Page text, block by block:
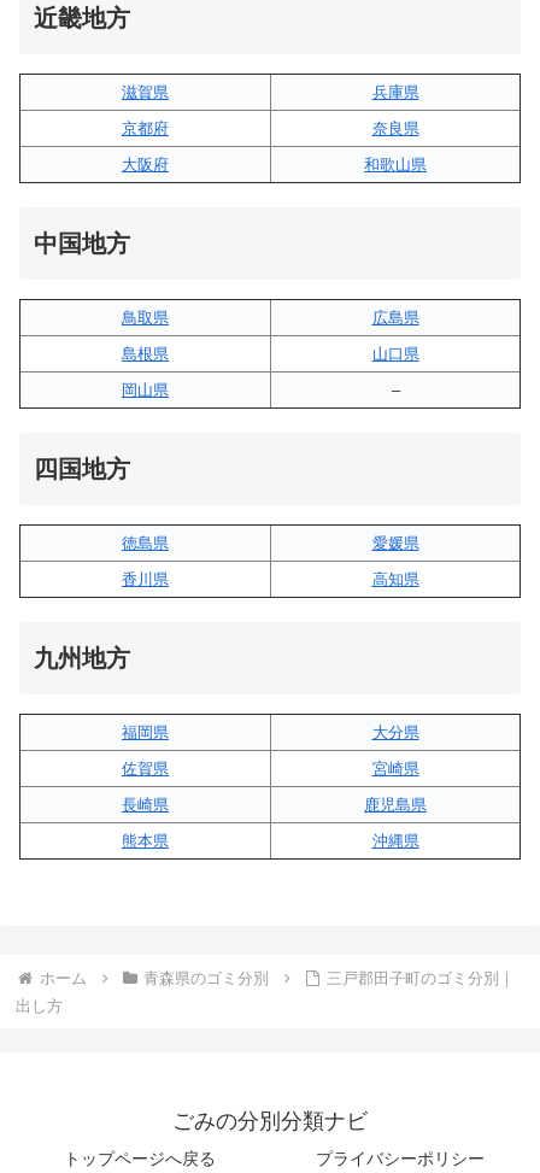
近畿地方
滋賀県
兵庫県
京都府
奈良県
大阪府
和歌山県
中国地方
鳥取県
広島県
島根県
山口県
岡山県
–
四国地方
徳島県
愛媛県
香川県
高知県
九州地方
福岡県
大分県
佐賀県
宮崎県
長崎県
鹿児島県
熊本県
沖縄県
ホーム 青森県のゴミ分別
三戸郡田子町のゴミ分別｜
出し方
ごみの分別分類ナビ
トップページへ戻る プライバシーポリシー